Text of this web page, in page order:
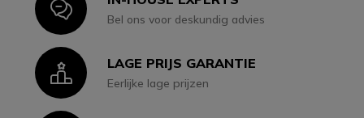
IconBel ons voor deskundig advies
IconLAGE PRIJS GARANTIE
Eerlijke lage prijzen